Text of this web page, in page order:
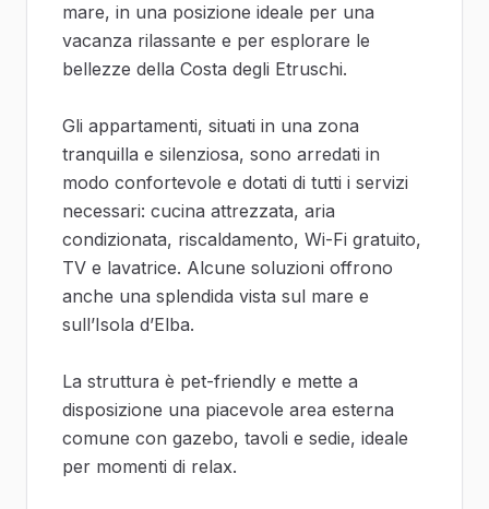
mare, in una posizione ideale per una
vacanza rilassante e per esplorare le
bellezze della Costa degli Etruschi.
Gli appartamenti, situati in una zona
tranquilla e silenziosa, sono arredati in
modo confortevole e dotati di tutti i servizi
necessari: cucina attrezzata, aria
condizionata, riscaldamento, Wi-Fi gratuito,
TV e lavatrice. Alcune soluzioni offrono
anche una splendida vista sul mare e
sull’Isola d’Elba.
La struttura è pet-friendly e mette a
disposizione una piacevole area esterna
comune con gazebo, tavoli e sedie, ideale
per momenti di relax.